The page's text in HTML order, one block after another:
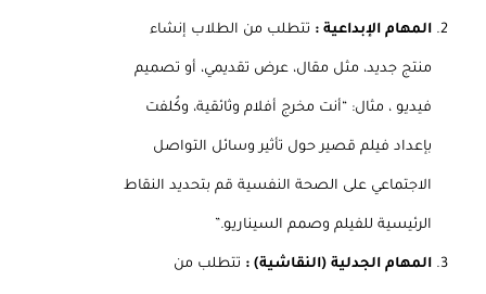
المهام الإبداعية : تتطلب من الطلاب إنشاء
منتج جديد، مثل مقال، عرض تقديمي، أو تصميم
فيديو ، مثال: “أنت مخرج أفلام وثائقية، وكُلفت
بإعداد فيلم قصير حول تأثير وسائل التواصل
الاجتماعي على الصحة النفسية قم بتحديد النقاط
الرئيسية للفيلم وصمم السيناريو.”
المهام الجدلية (النقاشية) : تتطلب من